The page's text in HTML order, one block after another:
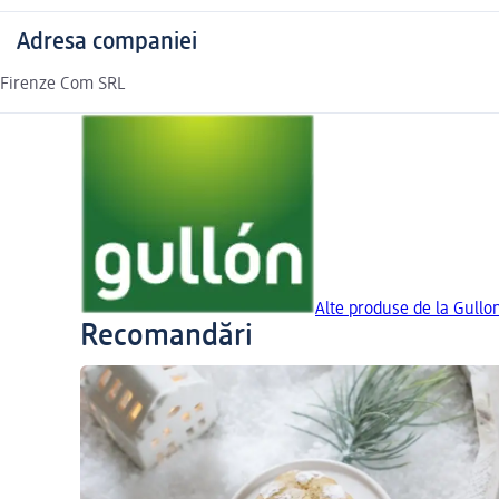
Adresa companiei
Firenze Com SRL
Alte produse de la
Recomandări